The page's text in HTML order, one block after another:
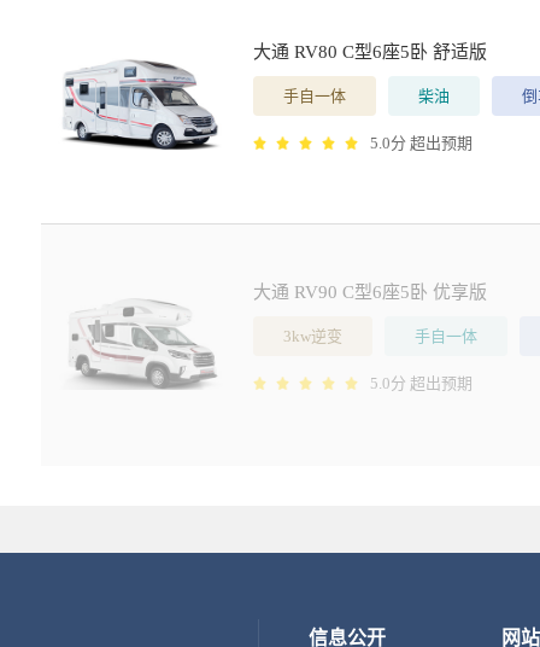
大通 RV80 C型6座5卧 舒适版
手自一体 柴油
5.0分 超出预期
大通 RV90 C型6座5卧 优享版
3kw逆变 手自一体
5.0分 超出预期
信息公开 网